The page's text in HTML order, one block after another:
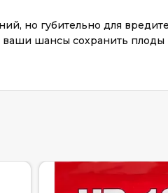
но губительно для
ваши шансы сохранить плоды